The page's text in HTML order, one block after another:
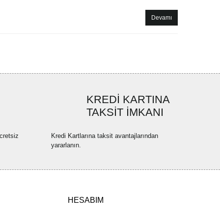
Devamı
KREDİ KARTINA
TAKSİT İMKANI
Kredi Kartlarına taksit avantajlarından
yararlanın.
HESABIM